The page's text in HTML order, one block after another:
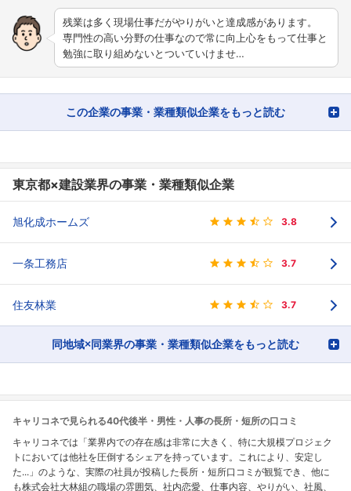
残業は多く現場仕事だがやりがいと達成感があります。
専門性の高い分野の仕事なので常に向上心をもって仕事と
勉強に取り組めないとついていけませ…
この企業の事業・業種類似企業をもっと読む
東京都×建設業界の事業・業種類似企業
旭化成ホームズ 3.8
一条工務店 3.7
住友林業 3.7
同地域×同業界の事業・業種類似企業をもっと読む
キャリコネで見られる40代後半・男性・人事の長所・短所の口コミ
キャリコネでは「業界内での存在感は非常に大きく、特に大規模プロジェク
トにおいては他社を圧倒するシェアを持っています。これにより、安定し
た...」のような、実際の社員が投稿した長所・短所口コミが観覧でき、他に
も株式会社大林組の職場の雰囲気、社内恋愛、仕事内容、やりがい、社風、